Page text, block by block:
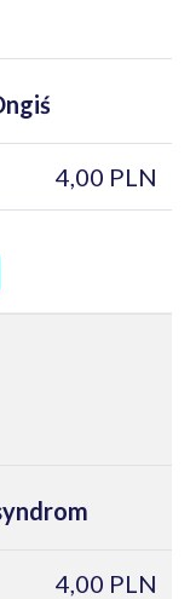
4,00 PLN
4,00 PLN